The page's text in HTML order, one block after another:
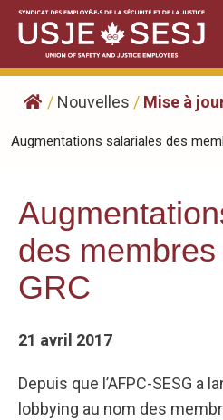
Skip
content
/ Nouvelles / Mise à
Augmentations salariales des
des
GRC
21 avril 2017
Depuis que l’AFPC-SESG a
lobbying au nom des